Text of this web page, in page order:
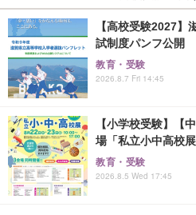
【高校受験2027
試制度パンフ公開
教育・受験
2026.8.7 Fri 14:45
【小学校受験】【
場「私立小中高校
教育・受験
2026.8.5 Wed 17:45